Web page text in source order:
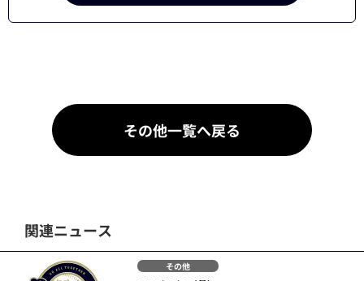
その他一覧へ戻る
関連ニュース
その他